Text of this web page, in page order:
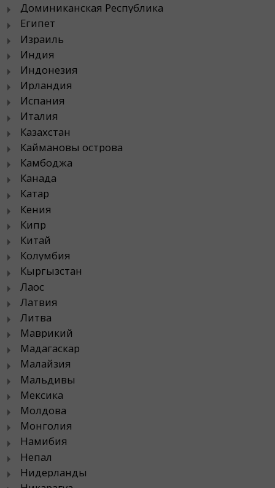
Доминиканская Республика
Египет
Израиль
Индия
Индонезия
Ирландия
Испания
Италия
Казахстан
Каймановы острова
Камбоджа
Канада
Катар
Кения
Кипр
Китай
Колумбия
Кыргызстан
Лаос
Латвия
Литва
Маврикий
Мадагаскар
Малайзия
Мальдивы
Мексика
Молдова
Монголия
Намибия
Непал
Нидерланды